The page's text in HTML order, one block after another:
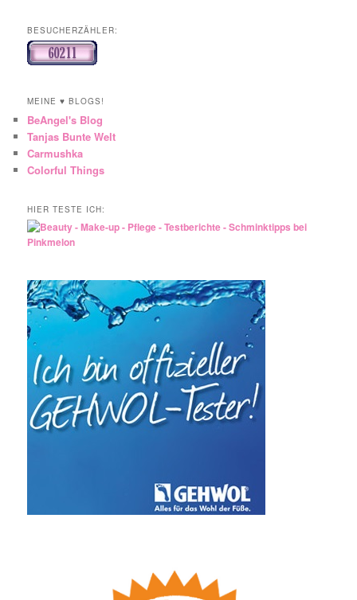
BESUCHERZÄHLER:
MEINE ♥ BLOGS!
BeAngel's Blog
Tanjas Bunte Welt
Carmushka
Colorful Things
HIER TESTE ICH: